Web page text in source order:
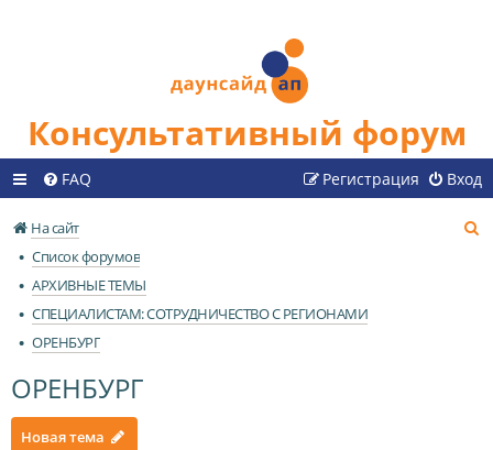
Консультативный форум
FAQ Вход
Регистрация
На сайт
Список форумов
АРХИВНЫЕ ТЕМЫ
СПЕЦИАЛИСТАМ: СОТРУДНИЧЕСТВО С РЕГИОНАМИ
ОРЕНБУРГ
ОРЕНБУРГ
Новая тема